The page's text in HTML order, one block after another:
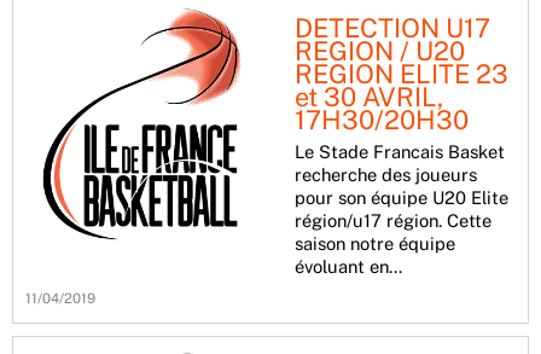
DETECTION U17
REGION / U20
REGION ELITE 23
et 30 AVRIL,
17H30/20H30
Le Stade Francais Basket
recherche des joueurs
pour son équipe U20 Elite
région/u17 région. Cette
saison notre équipe
évoluant en…
11/04/2019